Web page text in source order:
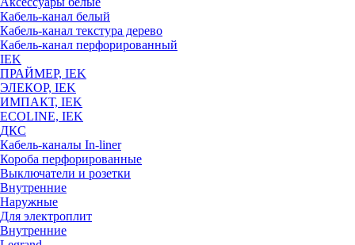
Кабель-канал белый
Кабель-канал текстура дерево
Кабель-канал перфорированный
IEK
ПРАЙМЕР, IEK
ЭЛЕКОР, IEK
ИМПАКТ, IEK
ECOLINE, IEK
ДКС
Кабель-каналы In-liner
Короба перфорированные
Выключатели и розетки
Внутренние
Наружные
Для электроплит
Внутренние